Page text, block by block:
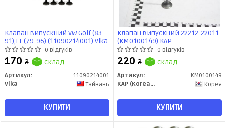
Клапан випускний VW Golf (83-
91),LT (79-96) (11090214001) vika
0 відгуків
170 ₴ склад
Артикул:
11090214001
Vika
Тайвань
КУПИТИ
Клапан випускний 22212-22011
(KM0100149) KAP
0 відгуків
220 ₴ склад
Артикул:
KM0100149
KAP (KoreaAutoParts)
Корея
КУПИТИ